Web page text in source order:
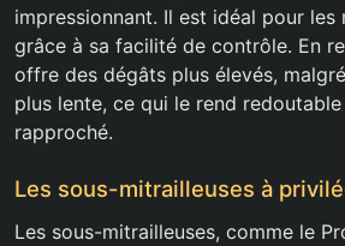
impressionnant. Il est idéal pour les
grâce à sa facilité de contrôle. En
offre des dégâts plus élevés,
plus lente, ce qui le rend
rapproché.
Les sous-mitrailleuses à
Les sous-mitrailleuses, comme le